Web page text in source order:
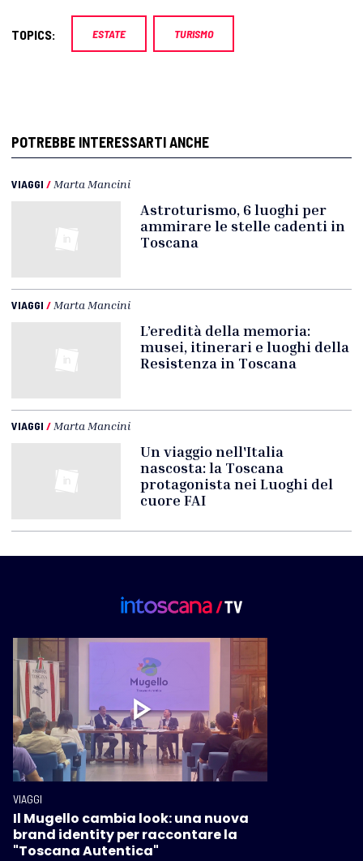
TOPICS: ESTATE TURISMO
POTREBBE INTERESSARTI ANCHE
VIAGGI / Marta Mancini
Astroturismo, 6 luoghi per
ammirare le stelle cadenti in
Toscana
VIAGGI / Marta Mancini
L’eredità della memoria:
musei, itinerari e luoghi della
Resistenza in Toscana
VIAGGI / Marta Mancini
Un viaggio nell'Italia
nascosta: la Toscana
protagonista nei Luoghi del
cuore FAI
VIAGGI
Il Mugello cambia look: una nuova
brand identity per raccontare la
"Toscana Autentica"